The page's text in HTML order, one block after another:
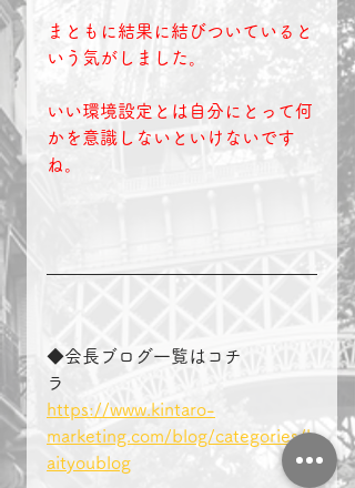
まともに結果に結びついていると
いう気がしました。
いい環境設定とは自分にとって何
かを意識しないといけないです
ね。
◆会長ブログ一覧はコチ
ラ
https://www.kintaro-
marketing.com/blog/categories/k
aityoublog